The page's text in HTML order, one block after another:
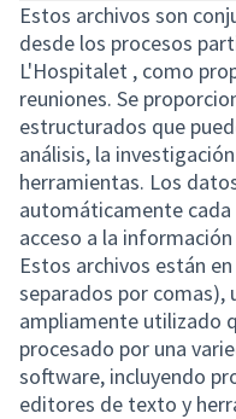
Estos archivos son
desde los procesos
L'Hospitalet , como
reuniones. Se
estructurados que
análisis, la
herramientas. Los
automáticamente cada
acceso a la
Estos archivos están
separados por
ampliamente utilizado
procesado por una
software, incluyendo
editores de texto y